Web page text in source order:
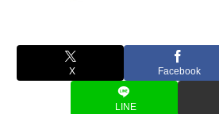
X Facebook
LINE